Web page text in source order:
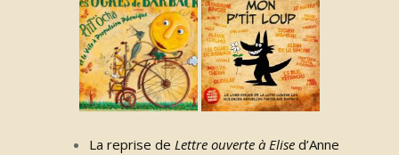
La reprise de Lettre ouverte à Elise d’Anne